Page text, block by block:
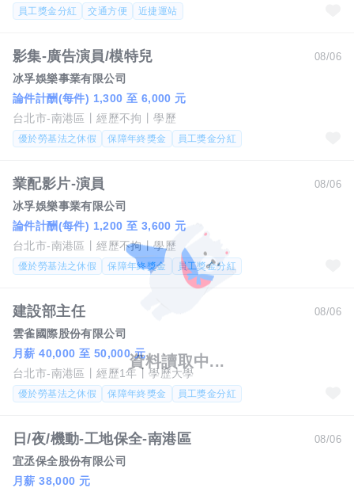
員工獎金分紅 交通方便 近捷運站
08/06
影集-廣告演員/模特兒
冰孚娛樂事業有限公司
論件計酬(每件) 1,300 至 6,000 元
台北市-南港區
經歷不拘 學歷
優於勞基法之休假 保障年終獎金 員工獎金分紅
08/06
業配影片-演員
冰孚娛樂事業有限公司
論件計酬(每件) 1,200 至 3,600 元
台北市-南港區
經歷不拘 學歷
優於勞基法之休假 保障年終獎金 員工獎金分紅
08/06
建設部主任
雲雀國際股份有限公司
月薪 40,000 至 50,000 元
台北市-南港區
經歷1年 學歷大學
優於勞基法之休假 保障年終獎金 員工獎金分紅
08/06
日/夜/機動-工地保全-南港區
宜丞保全股份有限公司
月薪 38,000 元